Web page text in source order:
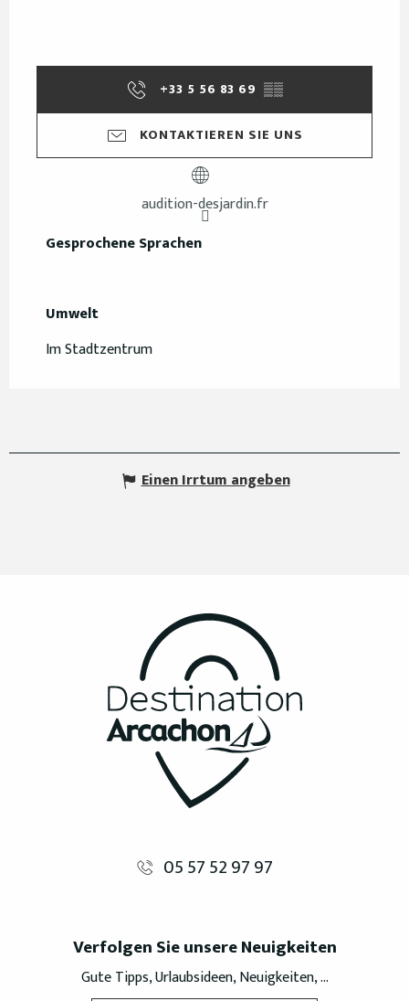
+33 5 56 83 69 ▒▒
KONTAKTIEREN SIE UNS
audition-desjardin.fr
Gesprochene Sprachen
Gesprochene Sprachen
Umwelt
Umwelt
Im Stadtzentrum
Einen Irrtum angeben
05 57 52 97 97
Verfolgen Sie unsere Neuigkeiten
Gute Tipps, Urlaubsideen, Neuigkeiten, ...